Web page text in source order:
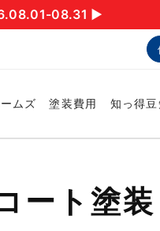
08.31 ▶︎
ムズ 塗装費用 知っ得
ート塗